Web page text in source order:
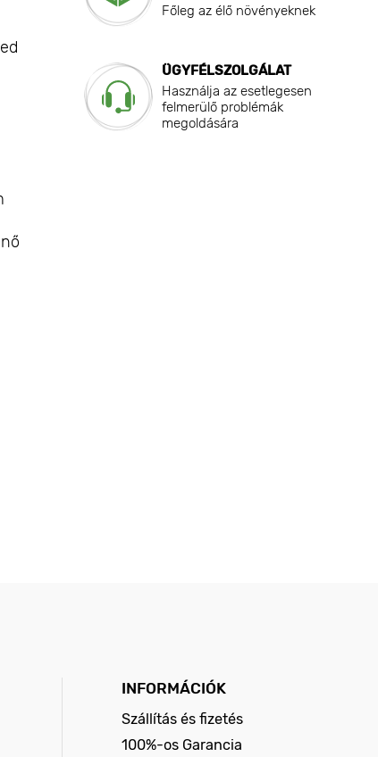
Főleg az élő növényeknek
ÜGYFÉLSZOLGÁLAT
Használja az esetlegesen
felmerülő problémák
megoldására
INFORMÁCIÓK
Szállítás és fizetés
100%-os Garancia